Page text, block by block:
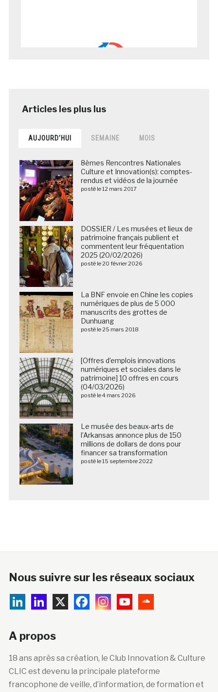
AUJOURD’HUI SEMAINE MOIS
8èmes Rencontres Nationales
Culture et Innovation(s): comptes-
rendus et vidéos de la journée
posté le 12 mars 2017
DOSSIER / Les musées et lieux de
patrimoine français publient et
commentent leur fréquentation
2025 (20/02/2026)
posté le 20 février 2026
La BNF envoie en Chine les copies
numériques de plus de 5 000
manuscrits des grottes de
Dunhuang
posté le 25 mars 2018
[Offres d’emplois innovations
numériques et sociales dans le
patrimoine] 10 offres en cours
(04/03/2026)
posté le 4 mars 2026
Le musée des beaux-arts de
l’Arkansas annonce plus de 150
millions de dollars de dons pour
financer sa transformation
posté le 15 septembre 2022
Nous suivre sur les réseaux sociaux
A propos
18 ans après sa création, le Club Innovation & Culture
CLIC est devenu la principale plateforme
francophone de veille, d’information, de formation et